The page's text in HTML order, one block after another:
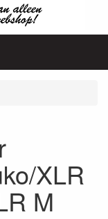
XLR
M